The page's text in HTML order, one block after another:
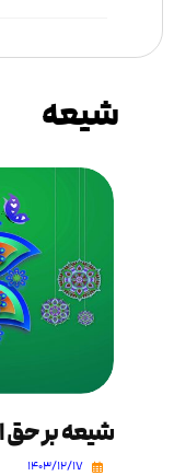
شیعه
شیعه بر حق
۱۴۰۳/۱۲/۱۷